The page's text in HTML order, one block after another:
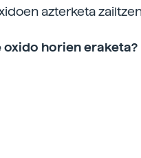
azterketa
horien eraketa?